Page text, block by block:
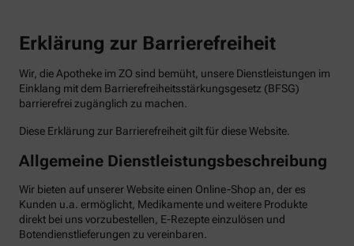
Erklärung zur Barrierefreiheit
Wir, die Apotheke im ZO sind bemüht, unsere Dienstleistungen im
Einklang mit dem Barrierefreiheitsstärkungsgesetz (BFSG)
barrierefrei zugänglich zu machen.
Diese Erklärung zur Barrierefreiheit gilt für diese Website.
Allgemeine Dienstleistungsbeschreibung
Wir bieten auf unserer Website einen Online-Shop an, der es
Kunden u.a. ermöglicht, Medikamente und weitere Produkte
direkt bei uns vorzubestellen, E-Rezepte einzulösen und
Botendienstlieferungen zu vereinbaren.